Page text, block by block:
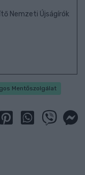
Nemzeti Újságírók
Mentőszolgálat